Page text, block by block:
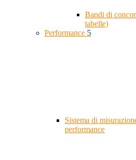
Bandi di
tabelle)
Performance 5
Sistema di
performance